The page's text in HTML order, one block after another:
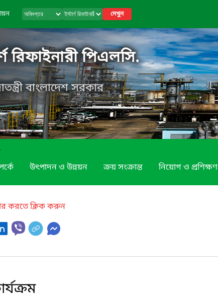
দেখুন
রিফাইনারী পিএলসি.
বাংলাদেশ সরকার
উৎপাদন ও উন্নয়ন ক্রয় সংক্রান্ত নিয়োগ ও প্রশিক্ষণ
করতে ক্লিক করুন